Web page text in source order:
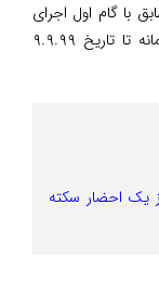
با گام اول اجرای
که مقرر بود ۷۰ درصد سامانه تا تاریخ ۹.۹.۹۹
یک احضار سکته